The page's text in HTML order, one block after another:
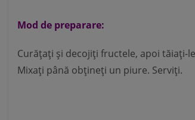
Mod de preparare:
Curăţaţi şi decojiţi fructele, apoi tăiaţi-
Mixaţi până obţineţi un piure. Serviţi.